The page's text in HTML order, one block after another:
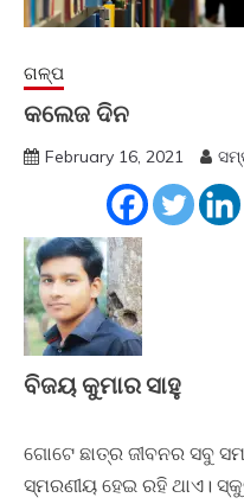
ଗଳ୍ପ
କଲେଜ ଦିନ
February 16, 2021
ବିଜୟ କୁମାର ସାହୁ
ଗୋଟେ ଛାତ୍ର ଜୀବନର ସବୁ
ସ୍ମରଣୀୟ ହେଇ ରହି ଥାଏ।